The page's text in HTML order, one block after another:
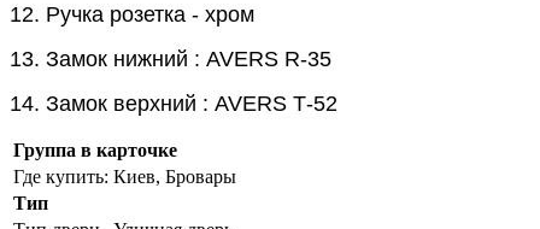
12. Ручка розетка - хром
13. Замок нижний : AVERS R-35
14. Замок верхний : AVERS Т-52
Группа в карточке
Где купить: Киев, Бровары
Тип